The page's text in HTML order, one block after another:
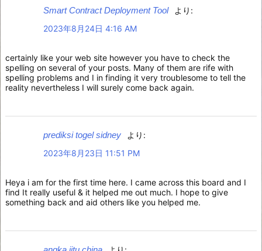
Smart Contract Deployment Tool
より:
2023年8月24日 4:16 AM
certainly like your web site however you have to check the
spelling on several of your posts. Many of them are rife with
spelling problems and I in finding it very troublesome to tell the
reality nevertheless I will surely come back again.
prediksi togel sidney
より:
2023年8月23日 11:51 PM
Heya i am for the first time here. I came across this board and I
find It really useful & it helped me out much. I hope to give
something back and aid others like you helped me.